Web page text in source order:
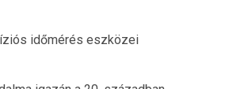
időmérés eszközei